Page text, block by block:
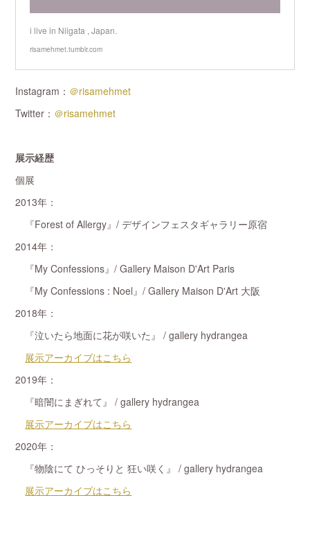
i live in Niigata , Japan.
risamehmet.tumblr.com
Instagram： ＠risamehmet
Twitter： ＠risamehmet
展示経歴
個展
2013年：
『Forest of Allergy』/ デザインフェスタギャラリー原宿
2014年：
『My Confessions』/ Gallery Maison D'Art Paris
『My Confessions : Noel』/ Gallery Maison D'Art 大阪
2018年：
『泣いたら地面に花が咲いた』 / gallery hydrangea
展示アーカイブはこちら
2019年：
『暗闇にまぎれて』 / gallery hydrangea
展示アーカイブはこちら
2020年：
『物陰にて ひっそりと 狂い咲く』 / gallery hydrangea
展示アーカイブはこちら